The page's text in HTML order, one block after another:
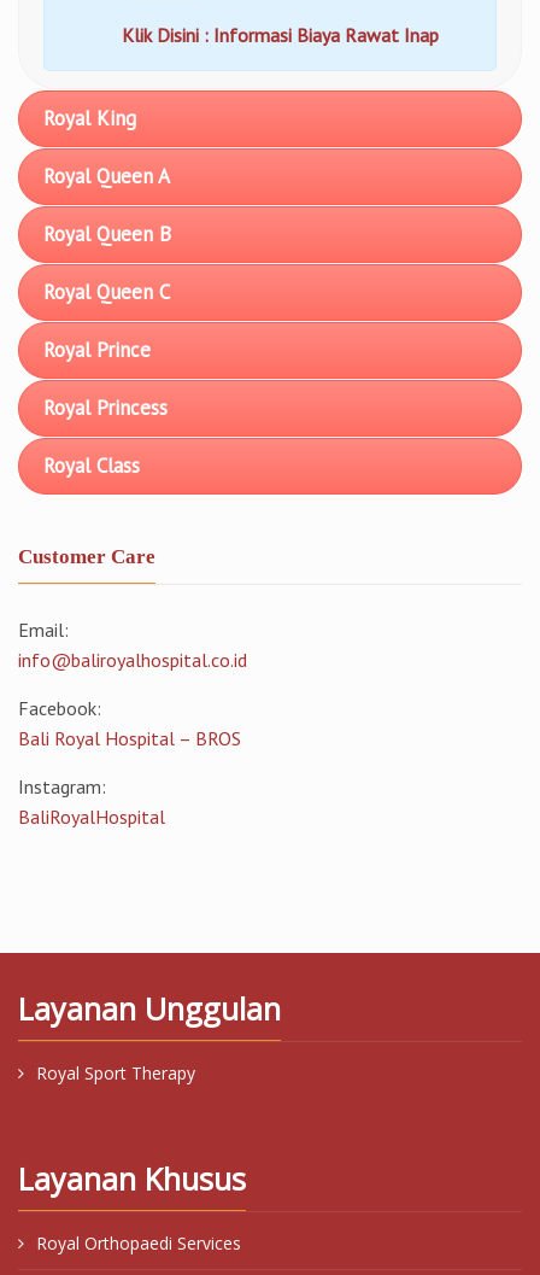
Klik Disini : Informasi Biaya Rawat Inap
Royal King
Royal Queen A
Royal Queen B
Royal Queen C
Royal Prince
Royal Princess
Royal Class
Customer Care
Email:
info@baliroyalhospital.co.id
Facebook:
Bali Royal Hospital – BROS
Instagram:
BaliRoyalHospital
Layanan Unggulan
Royal Sport Therapy
Layanan Khusus
Royal Orthopaedi Services